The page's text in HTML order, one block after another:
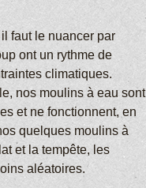
faut le nuancer par
ont un rythme de
climatiques.
nos moulins à eau sont
et ne fonctionnent, en
quelques moulins à
et la tempête, les
aléatoires.